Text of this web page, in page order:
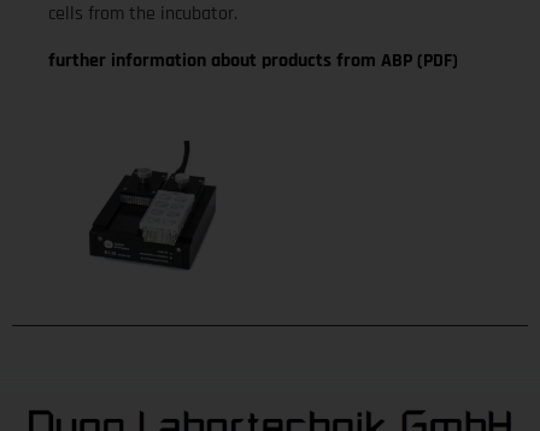
cells from the incubator.
further information about products from ABP (PDF)